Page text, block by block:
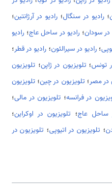
؛ رادیو در سنگال؛ رادیو در آرژانتین؛
در سودان؛ رادیو در ساحل عاج؛ رادیو
؛ رادیو در سیرالئون؛ رادیو در قطر؛
تونس؛ تلویزیون در ژاپن؛ تلویزیون
در مصر؛ تلویزیون در چین؛ تلویزیون
در فرانسه؛ تلویزیون در مالی؛
ساحل عاج؛ تلویزیون در اوکراین؛
؛ تلویزیون در اتیوپی؛ تلویزیون در